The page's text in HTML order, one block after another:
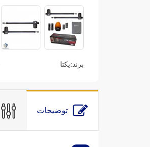
برند:یکتا
توضیحات